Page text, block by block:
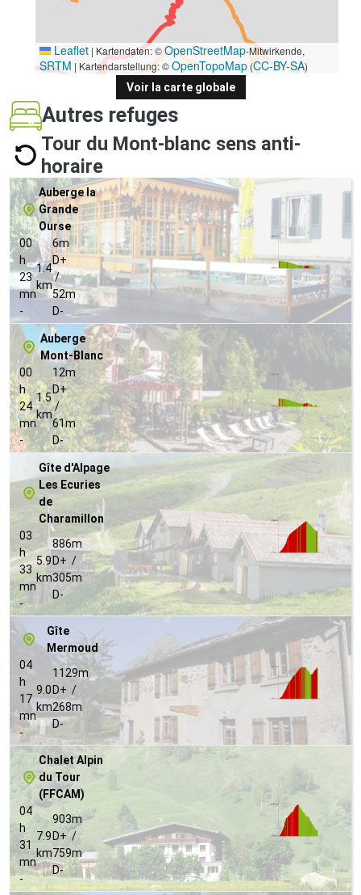
Leaflet | Kartendaten: ©OpenStreetMap-Mitwirkende,
SRTM | Kartendarstellung: ©OpenTopoMap (CC-BY-SA)
Voir la carte globale
Autres refuges
Tour du Mont-blanc sens anti-
horaire
Auberge la
Grande
Ourse
00
h
23
mn
-
1.4
km
6m
D+
/
52m
D-
Auberge
Mont-Blanc
00
h
24
mn
-
1.5
km
12m
D+
/
61m
D-
Gîte d'Alpage
Les Ecuries
de
Charamillon
03
h
33
mn
-
5.9
km
886m
D+ /
305m
D-
Gîte
Mermoud
04
h
17
mn
-
9.0
km
1129m
D+ /
268m
D-
Chalet Alpin
du Tour
(FFCAM)
04
h
31
mn
-
7.9
km
903m
D+ /
759m
D-